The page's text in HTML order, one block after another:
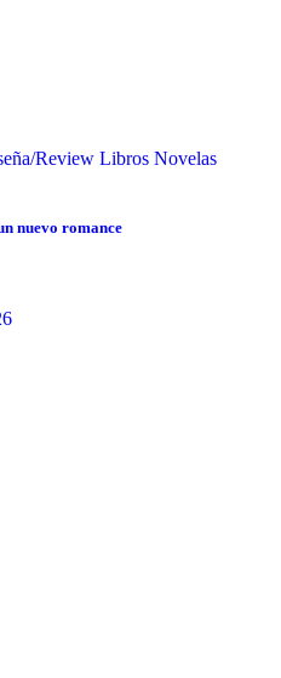
Review Libros Novelas
nuevo romance